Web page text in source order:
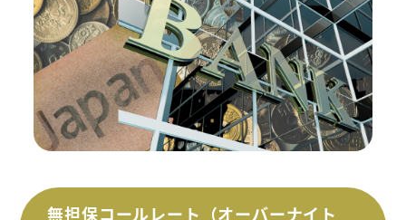
無担保コールレート（オーバーナイト